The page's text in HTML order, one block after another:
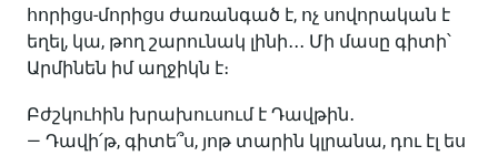
հորիցս-մորիցս ժառանգած է, ոչ սովորական է
եղել, կա, թող շարունակ լինի․․․ Մի մասը գիտի՝
Արմինեն իմ աղջիկն է։
Բժշկուհին խրախուսում է Դավթին․
— Դավի՛թ, գիտե՞ս, յոթ տարին կլրանա, դու էլ ես